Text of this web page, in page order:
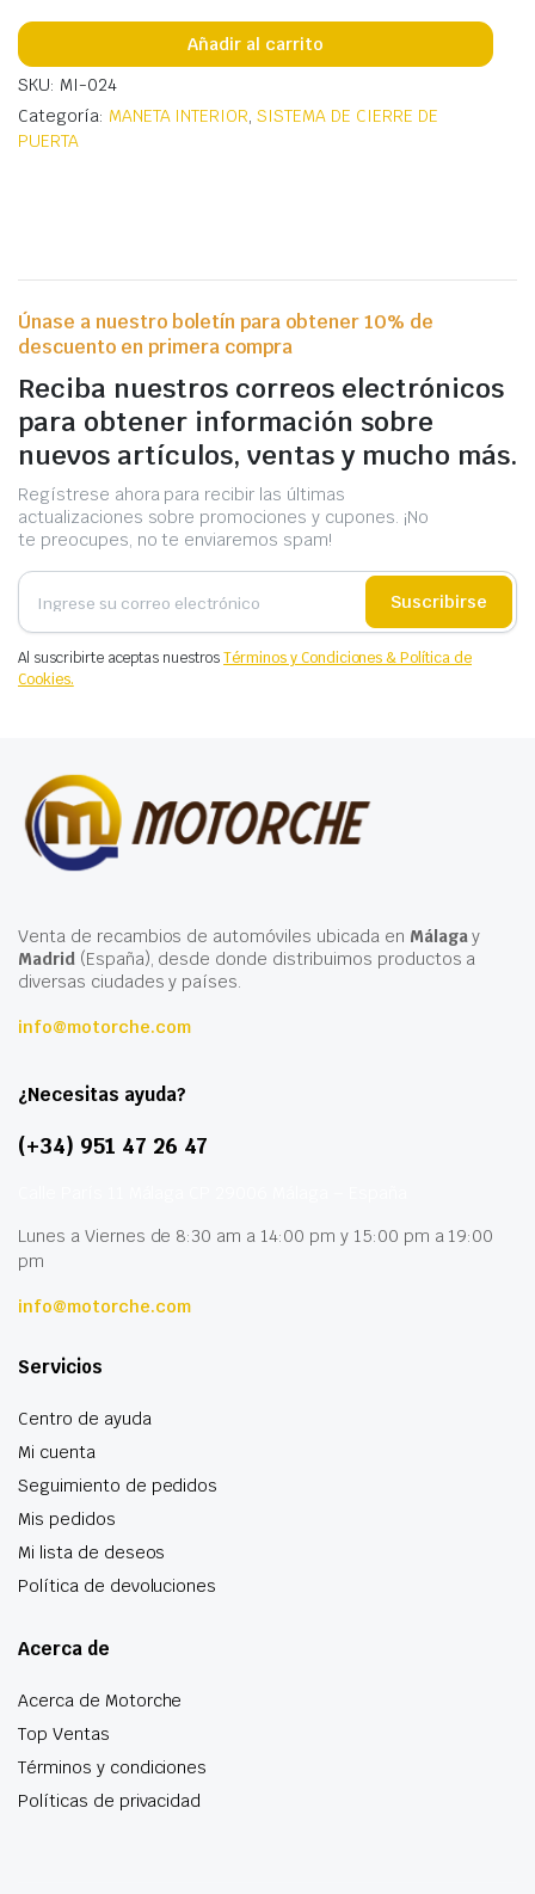
Añadir al carrito
SKU: MI-024
Categoría: MANETA INTERIOR,SISTEMA DE CIERRE DE
PUERTA
Únase a nuestro boletín para obtener 10% de
descuento en primera compra
Reciba nuestros correos electrónicos
para obtener información sobre
nuevos artículos, ventas y mucho más.
Regístrese ahora para recibir las últimas
actualizaciones sobre promociones y cupones. ¡No
te preocupes, no te enviaremos spam!
Suscribirse
Al suscribirte aceptas nuestrosTérminos y Condiciones & Política de
Cookies.
Venta de recambios de automóviles ubicada en Málagay
Madrid(España), desde donde distribuimos productos a
diversas ciudades y países.
info@motorche.com
¿Necesitas ayuda?
(+34) 951 47 26 47
Lunes a Viernes de 8:30 am a 14:00 pm y 15:00 pm a 19:00
pm
info@motorche.com
Servicios
Centro de ayuda
Mi cuenta
Seguimiento de pedidos
Mis pedidos
Mi lista de deseos
Política de devoluciones
Acerca de
Acerca de Motorche
Top Ventas
Términos y condiciones
Políticas de privacidad